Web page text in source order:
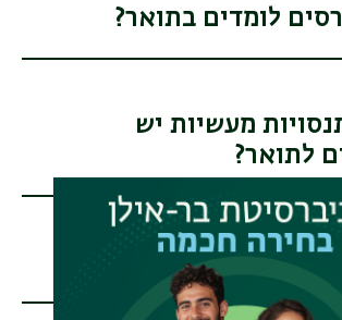
לומדים בתואר?
מעשיות יש
לתואר?
הקבלה לתואר?